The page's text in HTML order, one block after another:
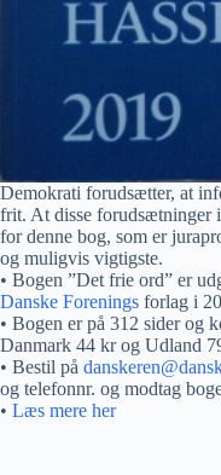
Demokrati forudsætter, at
frit. At disse forudsætninger
for denne bog, som er
og muligvis vigtigste.
• Bogen ”Det frie ord” er
Danske Forenings forlag i
• Bogen er på 312 sider og
Danmark 44 kr og Udland
• Bestil på
og telefonnr. og modtag
• Læs mere her